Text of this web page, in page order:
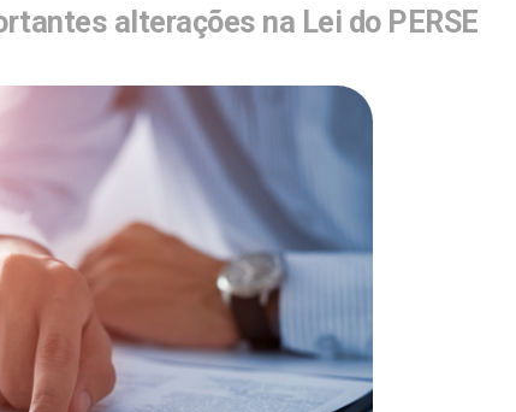
alterações na Lei do PERSE